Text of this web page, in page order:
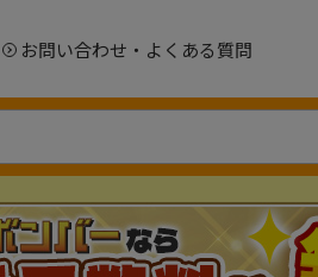
お問い合わせ・よくある質問